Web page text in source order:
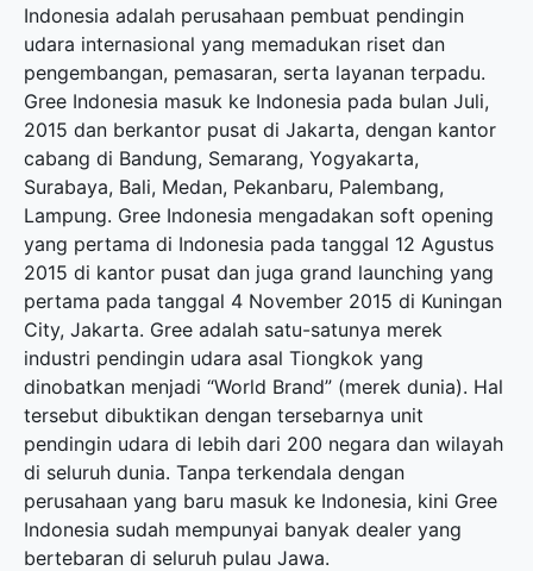
Indonesia adalah perusahaan pembuat pendingin
udara internasional yang memadukan riset dan
pengembangan, pemasaran, serta layanan terpadu.
Gree Indonesia masuk ke Indonesia pada bulan Juli,
2015 dan berkantor pusat di Jakarta, dengan kantor
cabang di Bandung, Semarang, Yogyakarta,
Surabaya, Bali, Medan, Pekanbaru, Palembang,
Lampung. Gree Indonesia mengadakan soft opening
yang pertama di Indonesia pada tanggal 12 Agustus
2015 di kantor pusat dan juga grand launching yang
pertama pada tanggal 4 November 2015 di Kuningan
City, Jakarta. Gree adalah satu-satunya merek
industri pendingin udara asal Tiongkok yang
dinobatkan menjadi “World Brand” (merek dunia). Hal
tersebut dibuktikan dengan tersebarnya unit
pendingin udara di lebih dari 200 negara dan wilayah
di seluruh dunia. Tanpa terkendala dengan
perusahaan yang baru masuk ke Indonesia, kini Gree
Indonesia sudah mempunyai banyak dealer yang
bertebaran di seluruh pulau Jawa.